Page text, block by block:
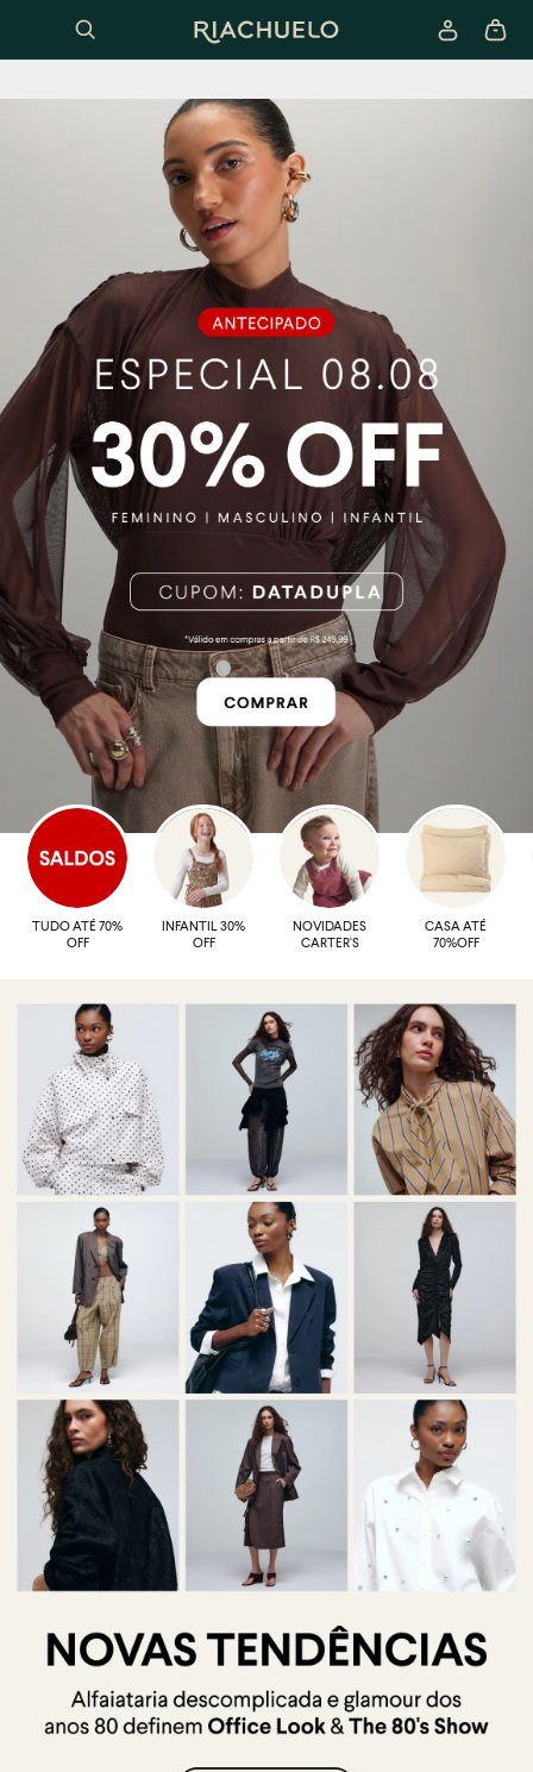
TUDO ATÉ 70%
OFF
INFANTIL 30%
OFF
NOVIDADES
CARTER'S
CASA ATÉ
70%OFF